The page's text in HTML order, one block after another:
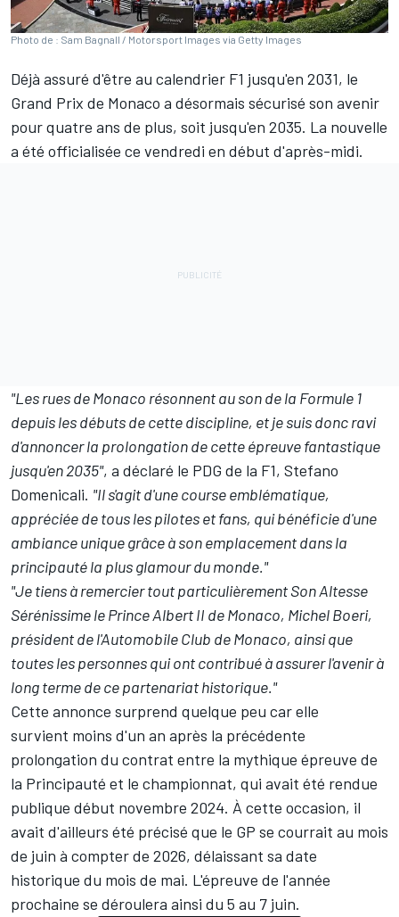
Photo de : Sam Bagnall / Motorsport Images via Getty Images
Déjà assuré d'être au calendrier F1 jusqu'en 2031, le
Grand Prix de Monaco a désormais sécurisé son avenir
pour quatre ans de plus, soit jusqu'en 2035. La nouvelle
a été officialisée ce vendredi en début d'après-midi.
"Les rues de Monaco résonnent au son de la Formule 1
depuis les débuts de cette discipline, et je suis donc ravi
d'annoncer la prolongation de cette épreuve fantastique
jusqu'en 2035", a déclaré le PDG de la F1, Stefano
Domenicali. "Il s'agit d'une course emblématique,
appréciée de tous les pilotes et fans, qui bénéficie d'une
ambiance unique grâce à son emplacement dans la
principauté la plus glamour du monde."
"Je tiens à remercier tout particulièrement Son Altesse
Sérénissime le Prince Albert II de Monaco, Michel Boeri,
président de l'Automobile Club de Monaco, ainsi que
toutes les personnes qui ont contribué à assurer l'avenir à
long terme de ce partenariat historique."
Cette annonce surprend quelque peu car elle
survient moins d'un an après la précédente
prolongation du contrat entre la mythique épreuve de
la Principauté et le championnat, qui avait été rendue
publique début novembre 2024. À cette occasion, il
avait d'ailleurs été précisé que le GP se courrait au mois
de juin à compter de 2026, délaissant sa date
historique du mois de mai. L'épreuve de l'année
prochaine se déroulera ainsi du 5 au 7 juin.